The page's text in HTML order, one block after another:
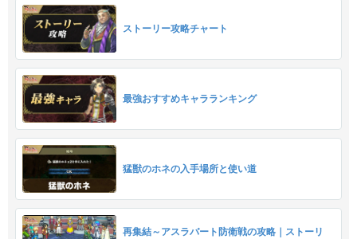
ストーリー攻略チャート
最強おすすめキャラランキング
猛獣のホネの入手場所と使い道
再集結～アスラバート防衛戦の攻略｜ストーリ